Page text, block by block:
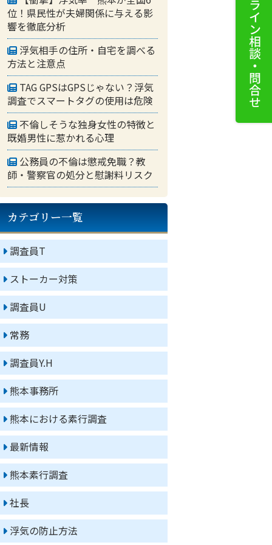
位！県民性が夫婦関係に与える影
響を徹底分析
浮気相手の住所・自宅を調べる
方法と注意点
TAG GPSはGPSじゃない？浮気
調査でスマートタグの使用は危険
不倫しそうな独身女性の特徴と
既婚男性に惹かれる心理
公務員の不倫は懲戒免職？教
師・警察官の処分と慰謝料リスク
カテゴリー一覧
調査員T
ストーカー対策
調査員U
常務
調査員Y.H
熊本事務所
熊本における素行調査
最新情報
熊本素行調査
社長
浮気の防止方法